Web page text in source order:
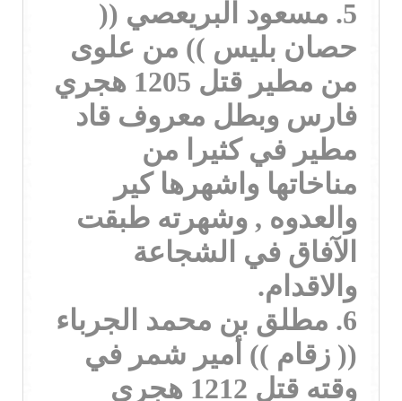
5. مسعود البريعصي ((
حصان بليس )) من علوى
من مطير قتل 1205 هجري
فارس وبطل معروف قاد
مطير في كثيرا من
مناخاتها واشهرها كير
والعدوه , وشهرته طبقت
الآفاق في الشجاعة
والاقدام.
6. مطلق بن محمد الجرباء
(( زقام )) أمير شمر في
وقته قتل 1212 هجري